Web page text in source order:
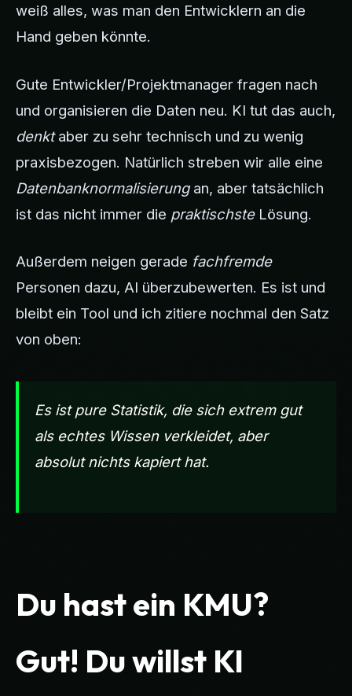
weiß alles, was man den Entwicklern an die
Hand geben könnte.
Gute Entwickler/Projektmanager fragen nach
und organisieren die Daten neu. KI tut das auch,
denktaber zu sehr technisch und zu wenig
praxisbezogen. Natürlich streben wir alle eine
Datenbanknormalisierungan, aber tatsächlich
ist das nicht immer die praktischsteLösung.
Außerdem neigen gerade fachfremde
Personen dazu, AI überzubewerten. Es ist und
bleibt ein Tool und ich zitiere nochmal den Satz
von oben:
Es ist pure Statistik, die sich extrem gut
als echtes Wissen verkleidet, aber
absolut nichts kapiert hat.
Du hast ein KMU?
Gut! Du willst KI